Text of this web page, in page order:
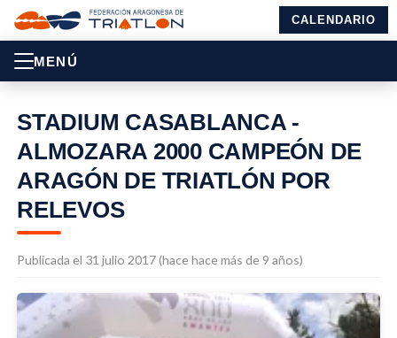
CALENDARIO
MENÚ
STADIUM CASABLANCA -
ALMOZARA 2000 CAMPEÓN DE
ARAGÓN DE TRIATLÓN POR
RELEVOS
Publicada el 31 julio 2017 (hace hace más de 9 años)